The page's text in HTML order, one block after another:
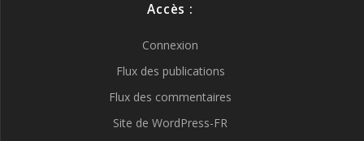
Accès :
Connexion
Flux des publications
Flux des commentaires
Site de WordPress-FR